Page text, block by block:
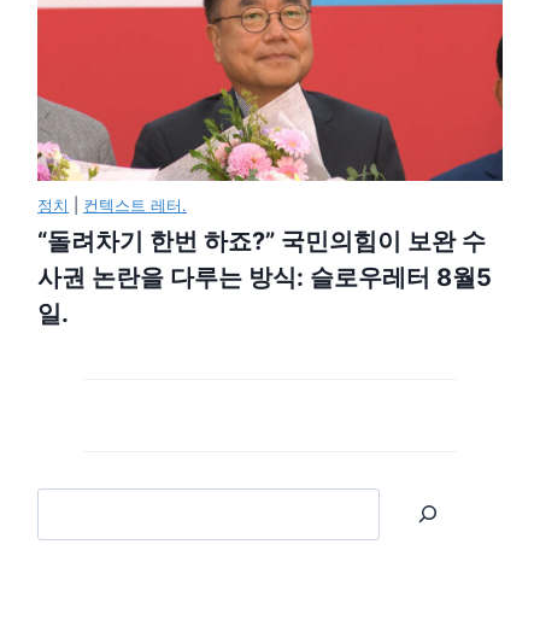
정치 컨텍스트 레터.
“돌려차기 한번 하죠?” 국민의힘이 보완 수
사권 논란을 다루는 방식: 슬로우레터 8월5
일.